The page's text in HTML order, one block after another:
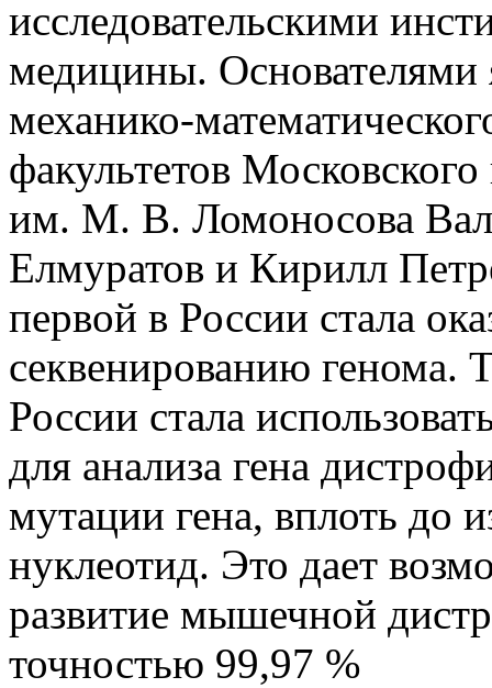
исследовательскими
медицины. Основателями
механико-
факультетов Московского
им. М. В. Ломоносова
Елмуратов и Кирилл
первой в России стала
секвенированию генома.
России стала
для анализа гена
мутации гена, вплоть до
нуклеотид. Это дает
развитие мышечной
точностью 99,97 %